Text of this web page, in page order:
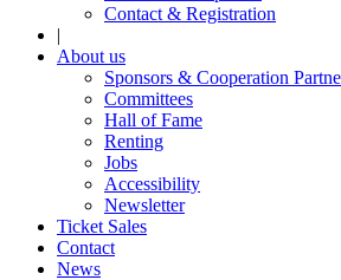
Contact & Registration
|
About us
Sponsors & Cooperation
Committees
Hall of Fame
Renting
Jobs
Accessibility
Newsletter
Ticket Sales
Contact
News